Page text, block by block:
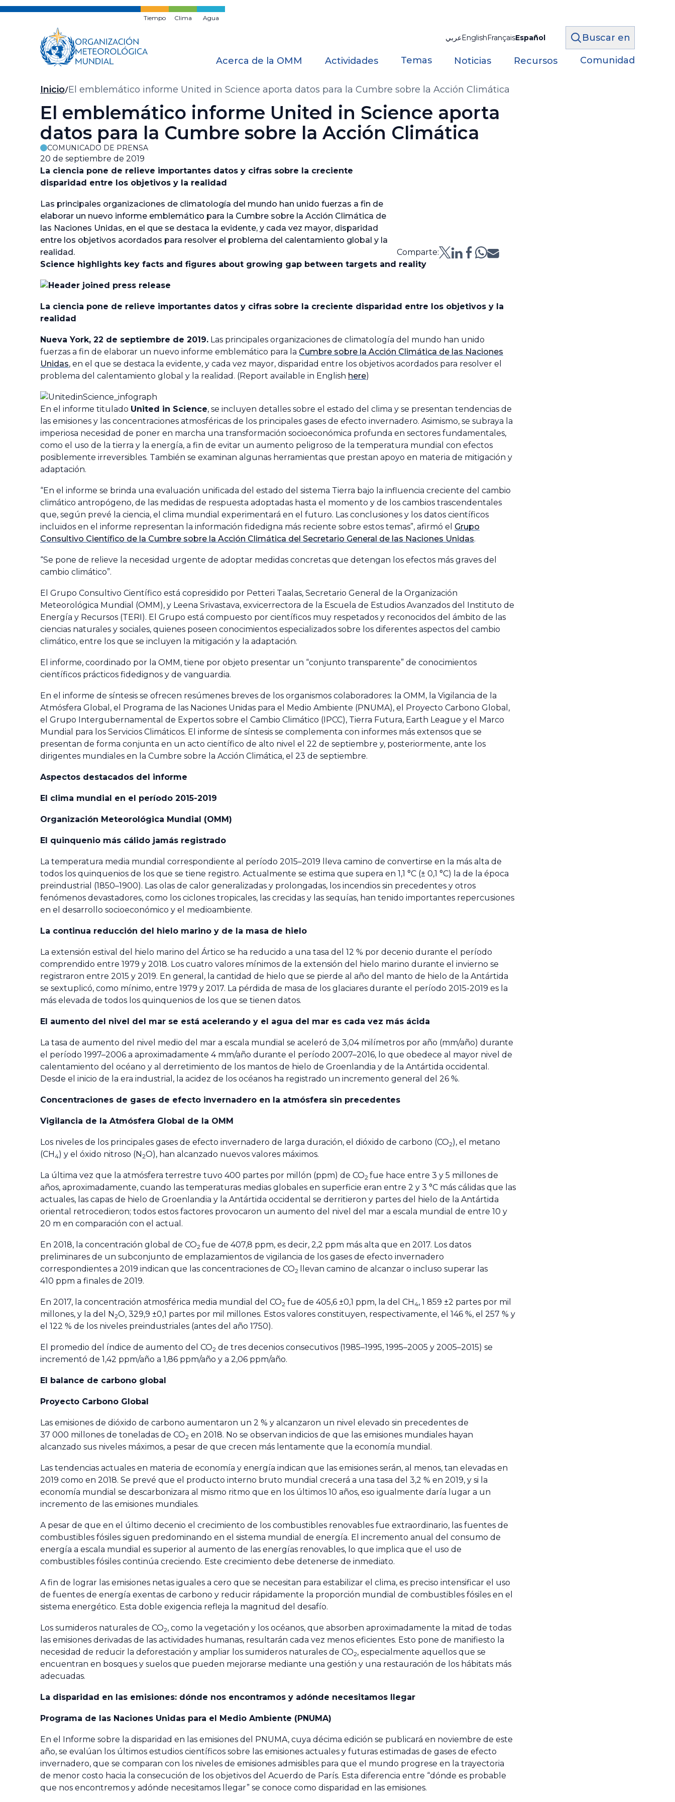
Ir
Tiempo Clima Agua
عربيEnglishFrançaisEspañol Buscar en
Acerca de la OMM Actividades Temas Noticias Recursos Comunidad
Migas
de
pan
Inicio El emblemático informe United in Science aporta datos para la Cumbre sobre la Acción Climática
El emblemático informe United in Science aporta
datos para la Cumbre sobre la Acción Climática
COMUNICADO DE PRENSA
20 de septiembre de 2019
La ciencia pone de relieve importantes datos y cifras sobre la creciente
disparidad entre los objetivos y la realidad
Las principales organizaciones de climatología del mundo han unido fuerzas a fin de
elaborar un nuevo informe emblemático para la Cumbre sobre la Acción Climática de
las Naciones Unidas, en el que se destaca la evidente, y cada vez mayor, disparidad
entre los objetivos acordados para resolver el problema del calentamiento global y la
realidad.
Comparte:
Science highlights key facts and figures about growing gap between targets and reality
La ciencia pone de relieve importantes datos y cifras sobre la creciente disparidad entre los objetivos y la
realidad
Nueva York, 22 de septiembre de 2019. Las principales organizaciones de climatología del mundo han unido
fuerzas a fin de elaborar un nuevo informe emblemático para la Cumbre sobre la Acción Climática de las Naciones
Unidas, en el que se destaca la evidente, y cada vez mayor, disparidad entre los objetivos acordados para resolver el
problema del calentamiento global y la realidad. (Report available in English here)
En el informe titulado United in Science, se incluyen detalles sobre el estado del clima y se presentan tendencias de
las emisiones y las concentraciones atmosféricas de los principales gases de efecto invernadero. Asimismo, se subraya la
imperiosa necesidad de poner en marcha una transformación socioeconómica profunda en sectores fundamentales,
como el uso de la tierra y la energía, a fin de evitar un aumento peligroso de la temperatura mundial con efectos
posiblemente irreversibles. También se examinan algunas herramientas que prestan apoyo en materia de mitigación y
adaptación.
“En el informe se brinda una evaluación unificada del estado del sistema Tierra bajo la influencia creciente del cambio
climático antropógeno, de las medidas de respuesta adoptadas hasta el momento y de los cambios trascendentales
que, según prevé la ciencia, el clima mundial experimentará en el futuro. Las conclusiones y los datos científicos
incluidos en el informe representan la información fidedigna más reciente sobre estos temas”, afirmó el Grupo
Consultivo Científico de la Cumbre sobre la Acción Climática del Secretario General de las Naciones Unidas.
“Se pone de relieve la necesidad urgente de adoptar medidas concretas que detengan los efectos más graves del
cambio climático”.
El Grupo Consultivo Científico está copresidido por Petteri Taalas, Secretario General de la Organización
Meteorológica Mundial (OMM), y Leena Srivastava, exvicerrectora de la Escuela de Estudios Avanzados del Instituto de
Energía y Recursos (TERI). El Grupo está compuesto por científicos muy respetados y reconocidos del ámbito de las
ciencias naturales y sociales, quienes poseen conocimientos especializados sobre los diferentes aspectos del cambio
climático, entre los que se incluyen la mitigación y la adaptación.
El informe, coordinado por la OMM, tiene por objeto presentar un “conjunto transparente” de conocimientos
científicos prácticos fidedignos y de vanguardia.
En el informe de síntesis se ofrecen resúmenes breves de los organismos colaboradores: la OMM, la Vigilancia de la
Atmósfera Global, el Programa de las Naciones Unidas para el Medio Ambiente (PNUMA), el Proyecto Carbono Global,
el Grupo Intergubernamental de Expertos sobre el Cambio Climático (IPCC), Tierra Futura, Earth League y el Marco
Mundial para los Servicios Climáticos. El informe de síntesis se complementa con informes más extensos que se
presentan de forma conjunta en un acto científico de alto nivel el 22 de septiembre y, posteriormente, ante los
dirigentes mundiales en la Cumbre sobre la Acción Climática, el 23 de septiembre.
Aspectos destacados del informe
El clima mundial en el período 2015-2019
Organización Meteorológica Mundial (OMM)
El quinquenio más cálido jamás registrado
La temperatura media mundial correspondiente al período 2015–2019 lleva camino de convertirse en la más alta de
todos los quinquenios de los que se tiene registro. Actualmente se estima que supera en 1,1 °C (± 0,1 °C) la de la época
preindustrial (1850–1900). Las olas de calor generalizadas y prolongadas, los incendios sin precedentes y otros
fenómenos devastadores, como los ciclones tropicales, las crecidas y las sequías, han tenido importantes repercusiones
en el desarrollo socioeconómico y el medioambiente.
La continua reducción del hielo marino y de la masa de hielo
La extensión estival del hielo marino del Ártico se ha reducido a una tasa del 12 % por decenio durante el período
comprendido entre 1979 y 2018. Los cuatro valores mínimos de la extensión del hielo marino durante el invierno se
registraron entre 2015 y 2019. En general, la cantidad de hielo que se pierde al año del manto de hielo de la Antártida
se sextuplicó, como mínimo, entre 1979 y 2017. La pérdida de masa de los glaciares durante el período 2015-2019 es la
más elevada de todos los quinquenios de los que se tienen datos.
El aumento del nivel del mar se está acelerando y el agua del mar es cada vez más ácida
La tasa de aumento del nivel medio del mar a escala mundial se aceleró de 3,04 milímetros por año (mm/año) durante
el período 1997–2006 a aproximadamente 4 mm/año durante el período 2007–2016, lo que obedece al mayor nivel de
calentamiento del océano y al derretimiento de los mantos de hielo de Groenlandia y de la Antártida occidental.
Desde el inicio de la era industrial, la acidez de los océanos ha registrado un incremento general del 26 %.
Concentraciones de gases de efecto invernadero en la atmósfera sin precedentes
Vigilancia de la Atmósfera Global de la OMM
Los niveles de los principales gases de efecto invernadero de larga duración, el dióxido de carbono (CO2), el metano
(CH4) y el óxido nitroso (N2O), han alcanzado nuevos valores máximos.
La última vez que la atmósfera terrestre tuvo 400 partes por millón (ppm) de CO2 fue hace entre 3 y 5 millones de
años, aproximadamente, cuando las temperaturas medias globales en superficie eran entre 2 y 3 °C más cálidas que las
actuales, las capas de hielo de Groenlandia y la Antártida occidental se derritieron y partes del hielo de la Antártida
oriental retrocedieron; todos estos factores provocaron un aumento del nivel del mar a escala mundial de entre 10 y
20 m en comparación con el actual.
En 2018, la concentración global de CO2 fue de 407,8 ppm, es decir, 2,2 ppm más alta que en 2017. Los datos
preliminares de un subconjunto de emplazamientos de vigilancia de los gases de efecto invernadero
correspondientes a 2019 indican que las concentraciones de CO2
llevan camino de alcanzar o incluso superar las
410 ppm a finales de 2019.
En 2017, la concentración atmosférica media mundial del CO2 fue de 405,6 ±0,1 ppm, la del CH4, 1 859 ±2 partes por mil
millones, y la del N2O, 329,9 ±0,1 partes por mil millones. Estos valores constituyen, respectivamente, el 146 %, el 257 % y
el 122 % de los niveles preindustriales (antes del año 1750).
El promedio del índice de aumento del CO2 de tres decenios consecutivos (1985–1995, 1995–2005 y 2005–2015) se
incrementó de 1,42 ppm/año a 1,86 ppm/año y a 2,06 ppm/año.
El balance de carbono global
Proyecto Carbono Global
Las emisiones de dióxido de carbono aumentaron un 2 % y alcanzaron un nivel elevado sin precedentes de
37 000 millones de toneladas de CO2 en 2018. No se observan indicios de que las emisiones mundiales hayan
alcanzado sus niveles máximos, a pesar de que crecen más lentamente que la economía mundial.
Las tendencias actuales en materia de economía y energía indican que las emisiones serán, al menos, tan elevadas en
2019 como en 2018. Se prevé que el producto interno bruto mundial crecerá a una tasa del 3,2 % en 2019, y si la
economía mundial se descarbonizara al mismo ritmo que en los últimos 10 años, eso igualmente daría lugar a un
incremento de las emisiones mundiales.
A pesar de que en el último decenio el crecimiento de los combustibles renovables fue extraordinario, las fuentes de
combustibles fósiles siguen predominando en el sistema mundial de energía. El incremento anual del consumo de
energía a escala mundial es superior al aumento de las energías renovables, lo que implica que el uso de
combustibles fósiles continúa creciendo. Este crecimiento debe detenerse de inmediato.
A fin de lograr las emisiones netas iguales a cero que se necesitan para estabilizar el clima, es preciso intensificar el uso
de fuentes de energía exentas de carbono y reducir rápidamente la proporción mundial de combustibles fósiles en el
sistema energético. Esta doble exigencia refleja la magnitud del desafío.
Los sumideros naturales de CO2, como la vegetación y los océanos, que absorben aproximadamente la mitad de todas
las emisiones derivadas de las actividades humanas, resultarán cada vez menos eficientes. Esto pone de manifiesto la
necesidad de reducir la deforestación y ampliar los sumideros naturales de CO2, especialmente aquellos que se
encuentran en bosques y suelos que pueden mejorarse mediante una gestión y una restauración de los hábitats más
adecuadas.
La disparidad en las emisiones: dónde nos encontramos y adónde necesitamos llegar
Programa de las Naciones Unidas para el Medio Ambiente (PNUMA)
En el Informe sobre la disparidad en las emisiones del PNUMA, cuya décima edición se publicará en noviembre de este
año, se evalúan los últimos estudios científicos sobre las emisiones actuales y futuras estimadas de gases de efecto
invernadero, que se comparan con los niveles de emisiones admisibles para que el mundo progrese en la trayectoria
de menor costo hacia la consecución de los objetivos del Acuerdo de París. Esta diferencia entre “dónde es probable
que nos encontremos y adónde necesitamos llegar” se conoce como disparidad en las emisiones.